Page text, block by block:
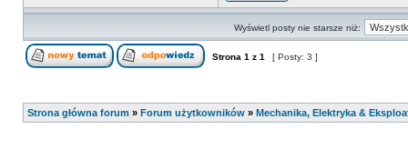
Wyświetl posty nie starsze niż:
Strona 1 z 1 [ Posty: 3 ]
Strona główna forum » Forum użytkowników » Mechanika, Elektryka &